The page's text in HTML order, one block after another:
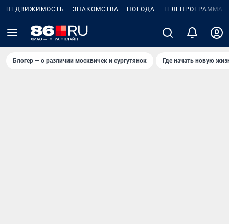
НЕДВИЖИМОСТЬ ЗНАКОМСТВА ПОГОДА ТЕЛЕПРОГРАММА
Блогер — о различии москвичек и сургутянок Где начать новую